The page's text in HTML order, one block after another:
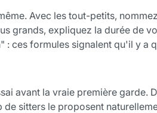
Avec les tout-petits,
grands, expliquez la durée de
ces formules signalent qu'il y a
avant la vraie première garde.
sitters le proposent